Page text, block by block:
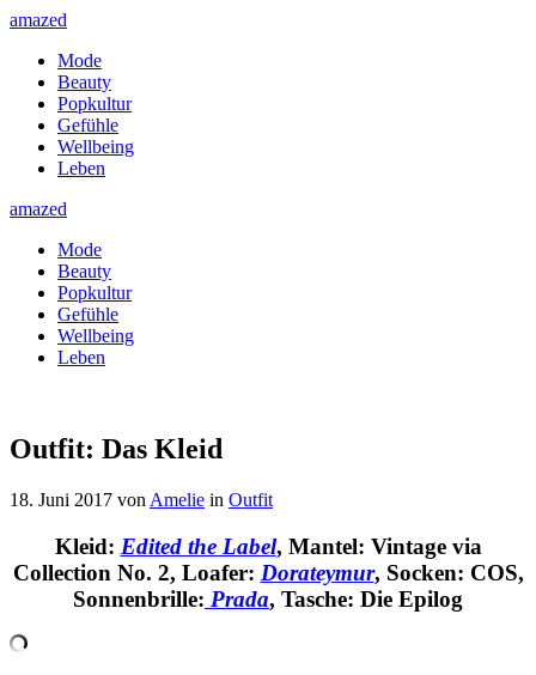
amazed
Mode
Beauty
Popkultur
Gefühle
Wellbeing
Leben
amazed
Mode
Beauty
Popkultur
Gefühle
Wellbeing
Leben
Outfit: Das Kleid
18. Juni 2017 von Amelie in Outfit
Kleid: Edited the Label, Mantel: Vintage via
Collection No. 2, Loafer: Dorateymur, Socken: COS,
Sonnenbrille: Prada, Tasche: Die Epilog